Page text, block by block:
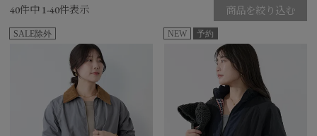
40件中 1-40件表示 商品を絞り込む
SALE除外 NEW 予約